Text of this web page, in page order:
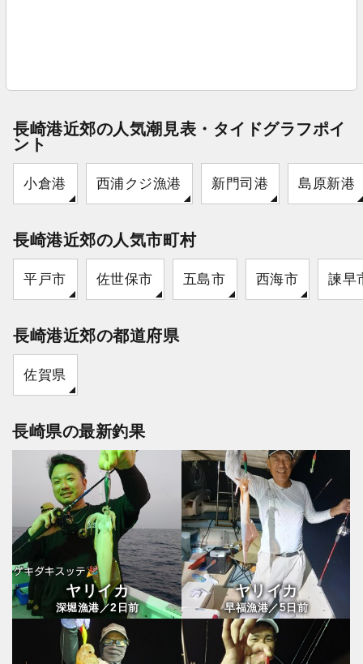
長崎港近郊の人気潮見表・タイドグラフポイ
ント
小倉港 西浦クジ漁港 新門司港 島原新港
長崎港近郊の人気市町村
平戸市 佐世保市 五島市 西海市 諫早
長崎港近郊の都道府県
佐賀県
長崎県の最新釣果
ヤリイカ
深堀漁港／2 日前
ヤリイカ
早福漁港／5日前